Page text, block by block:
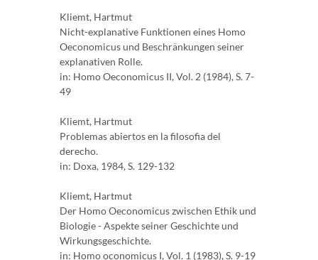
Kliemt, Hartmut
Nicht-explanative Funktionen eines Homo
Oeconomicus und Beschränkungen seiner
explanativen Rolle.
in: Homo Oeconomicus II, Vol. 2 (1984), S. 7-
49
Kliemt, Hartmut
Problemas abiertos en la filosofia del
derecho.
in: Doxa, 1984, S. 129-132
Kliemt, Hartmut
Der Homo Oeconomicus zwischen Ethik und
Biologie - Aspekte seiner Geschichte und
Wirkungsgeschichte.
in: Homo oconomicus I, Vol. 1 (1983), S. 9-19